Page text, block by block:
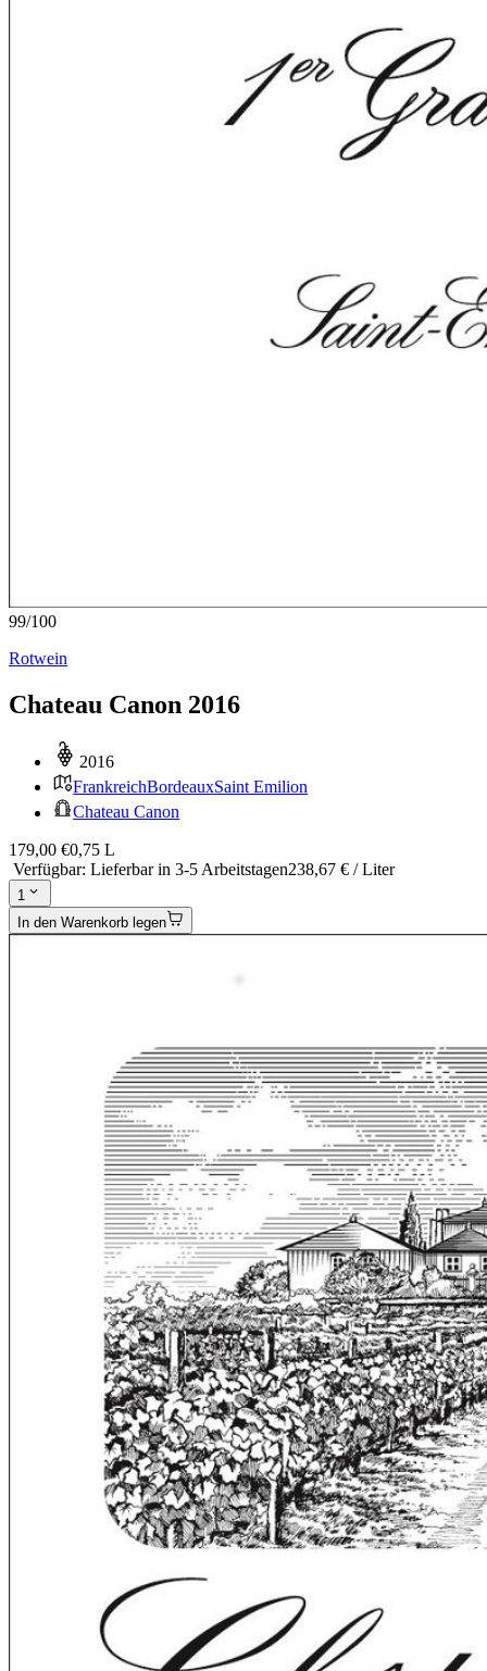
99/100
Rotwein
Chateau Canon 2016
2016
FrankreichBordeauxSaint Emilion
Chateau Canon
179,00 €0,75 L
Verfügbar: Lieferbar in 3-5 Arbeitstagen238,67 € / Liter
1
In den Warenkorb legen